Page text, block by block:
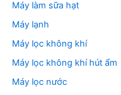
Máy làm sữa hạt
Máy lạnh
Máy lọc không khí
Máy lọc không khí hút ẩm
Máy lọc nước